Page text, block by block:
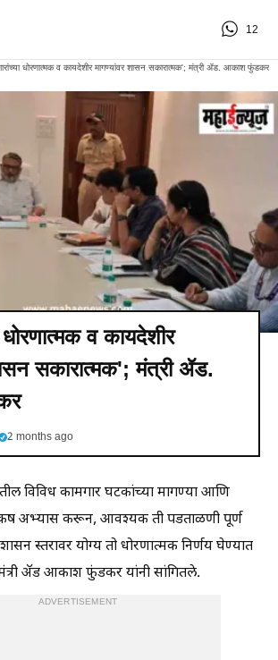
12
धोरणात्मक व कायदेशीर मागण्यांवर शासन सकारात्मक'; मंत्री ॲड. आकाश फुंडकर
धोरणात्मक व कायदेशीर
सकारात्मक'; मंत्री ॲड.
2 months ago
विविध कामगार घटकांच्या मागण्या आणि
अभ्यास करून, आवश्यक ती पडताळणी पूर्ण
स्तरावर योग्य तो धोरणात्मक निर्णय घेण्यात
ॲड आकाश फुंडकर यांनी सांगितले.
ADVERTISEMENT